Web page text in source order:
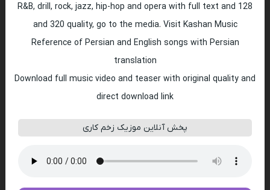
R&B, drill, rock, jazz, hip-hop and opera with full text and 128
and 320 quality, go to the media. Visit Kashan Music
Reference of Persian and English songs with Persian
translation
Download full music video and teaser with original quality and
direct download link
پخش آنلاین موزیک زخم کاری